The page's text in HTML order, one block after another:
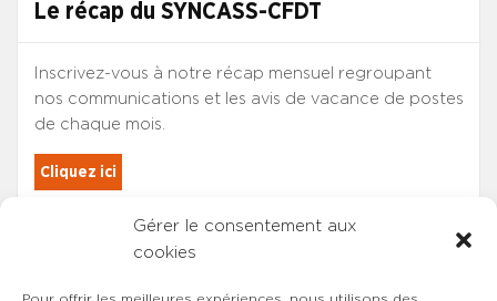
Gérer le consentement aux
cookies
Le récap du SYNCASS-CFDT
Inscrivez-vous à notre récap mensuel regroupant
nos communications et les avis de vacance de postes
de chaque mois.
Cliquez ici
Les adhérents du SYNCASS-CFDT
sont automatiquement inscrits.